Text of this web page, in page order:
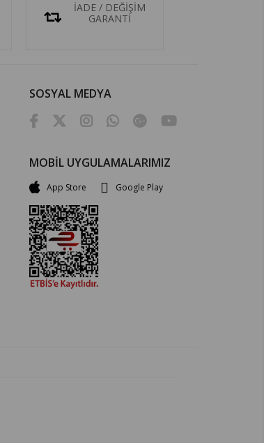
İADE / DEĞİŞİM
GARANTİ
SOSYAL MEDYA
MOBİL UYGULAMALARIMIZ
App Store Google Play